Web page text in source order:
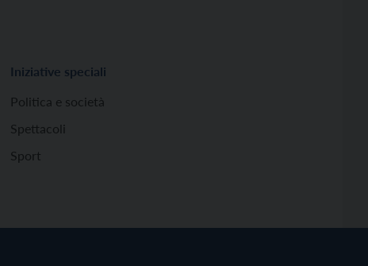
Iniziative speciali
Politica e società
Spettacoli
Sport